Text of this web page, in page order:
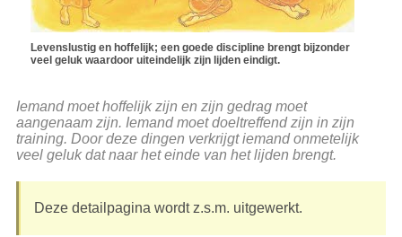
Levenslustig en hoffelijk; een goede discipline brengt bijzonder
veel geluk waardoor uiteindelijk zijn lijden eindigt.
Iemand moet hoffelijk zijn en zijn gedrag moet
aangenaam zijn. Iemand moet doeltreffend zijn in zijn
training. Door deze dingen verkrijgt iemand onmetelijk
veel geluk dat naar het einde van het lijden brengt.
Deze detailpagina wordt z.s.m. uitgewerkt.